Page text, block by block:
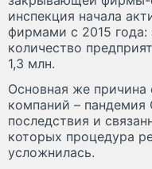
инспекция начала
фирмами с 2015
количество
1,3 млн.
Основная же причина
компаний – пандемия
последствия и
которых процедура
усложнилась.